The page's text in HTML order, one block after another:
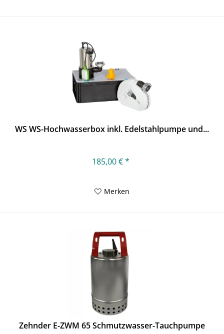
WS WS-Hochwasserbox inkl. Edelstahlpumpe und...
185,00 € *
Merken
Zehnder E-ZWM 65 Schmutzwasser-Tauchpumpe